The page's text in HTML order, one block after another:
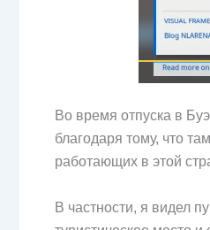
Во время отпуска в
благодаря тому, что
работающих в этой
В частности, я видел